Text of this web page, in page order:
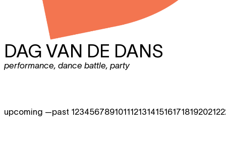
DAG VAN DE DANS
performance, dance battle, party
upcoming —past 12345678910111213141516171819202122